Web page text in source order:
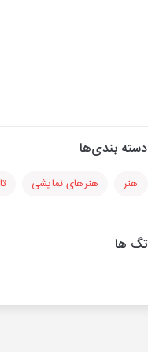
دسته بندی‌ها
هنر هنرهای نمایشی
تگ ها